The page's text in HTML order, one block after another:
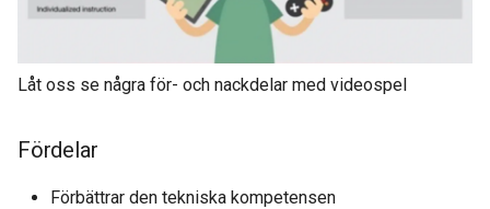
Låt oss se några för- och nackdelar med videospel
Fördelar
Förbättrar den tekniska kompetensen